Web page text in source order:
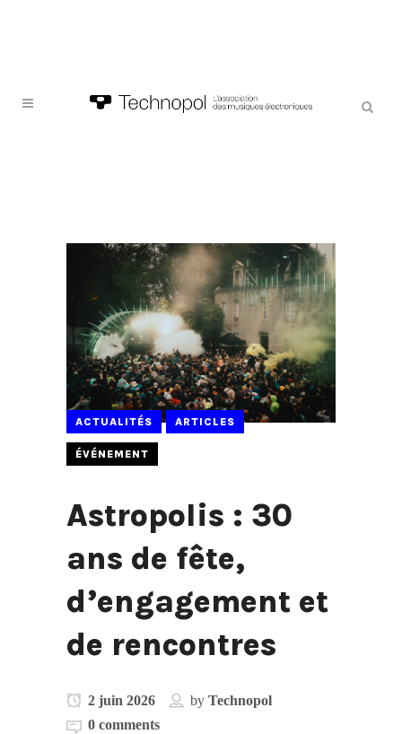
ACTUALITÉS ARTICLES
ÉVÉNEMENT
Astropolis : 30
ans de fête,
d’engagement et
de rencontres
2 juin 2026 by Technopol
0 comments